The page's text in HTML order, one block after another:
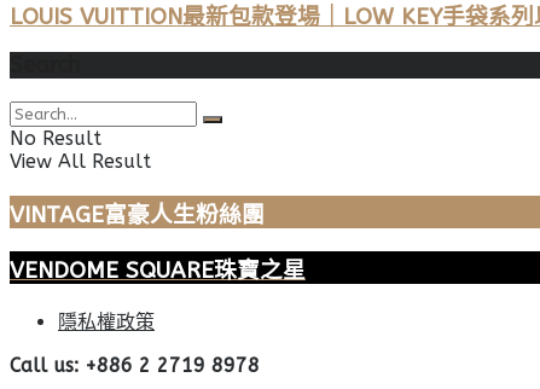
LOUIS VUITTION最新包款登場｜LOW KEY手袋系
No Result
View All Result
VINTAGE富豪人生粉絲團
VENDOME SQUARE珠寶之星
隱私權政策
Call us: +886 2 2719 8978